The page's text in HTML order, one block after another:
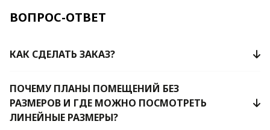
ВОПРОС-ОТВЕТ
КАК СДЕЛАТЬ ЗАКАЗ?
ПОЧЕМУ ПЛАНЫ ПОМЕЩЕНИЙ БЕЗ
РАЗМЕРОВ И ГДЕ МОЖНО ПОСМОТРЕТЬ
ЛИНЕЙНЫЕ РАЗМЕРЫ?